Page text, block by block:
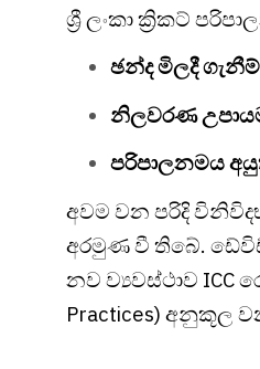
ශ්‍රී ලංකා ක්‍රිකට්
ඡන්ද මිලදී ගැනීම්
නිලවරණ
පරිපාලනමය
අවම වන පරිදි
අරමුණ වී තිබේ.
නව ව්‍යවස්ථාව ICC
Practices) අනුකූල